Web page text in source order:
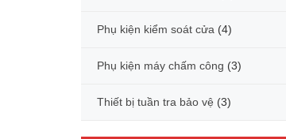
Phụ kiện kiểm soát cửa (4)
Phụ kiện máy chấm công (3)
Thiết bị tuần tra bảo vệ (3)